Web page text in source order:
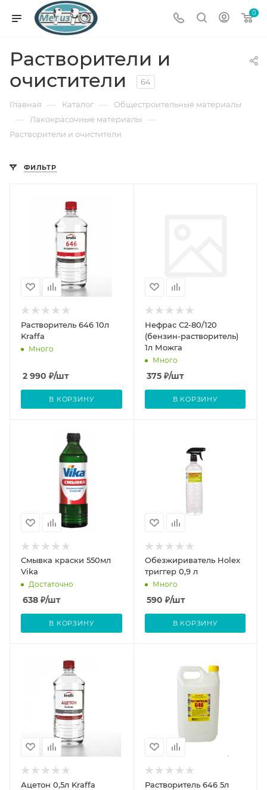
0
Растворители и
очистители
64
Главная — Каталог — Общестроительные материалы
— Лакокрасочные материалы —
Растворители и очистители
ФИЛЬТР
Растворитель 646 10л
Kraffa
Много
2 990 ₽/шт
В КОРЗИНУ
Нефрас С2-80/120
(бензин-растворитель)
1л Можга
Много
375₽/шт
В КОРЗИНУ
Смывка краски 550мл
Vika
Достаточно
638 ₽/шт
В КОРЗИНУ
Обезжириватель Holex
триггер 0,9 л
Много
590 ₽/шт
В КОРЗИНУ
Ацетон 0,5л Kraffa
Растворитель 646 5л